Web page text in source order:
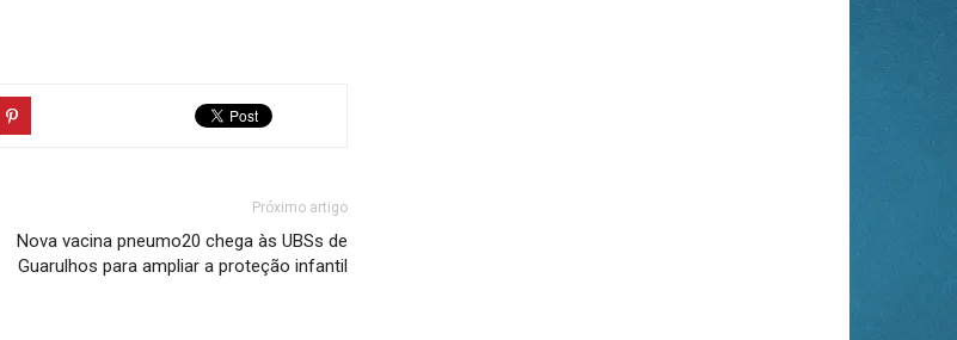
Próximo artigo
Nova vacina pneumo20 chega às UBSs de
Guarulhos para ampliar a proteção infantil